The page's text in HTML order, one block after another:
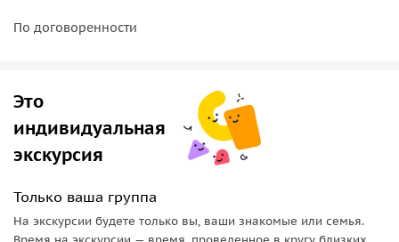
Профессиональный гид
попадают. Познакомит вас с бытом и местными
легендами. Этот тур разработан подготовленным
профессиональным гидом, который провезёт вас по
сложному маршруту и сможет показать вам самые
По договоренности
Это
индивидуальная
экскурсия
Только ваша группа
На экскурсии будете только вы, ваши знакомые или семья.